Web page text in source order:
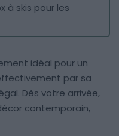
à skis pour les
idéal pour un
par sa
Dès votre arrivée,
contemporain,